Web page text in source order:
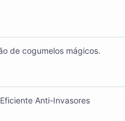
de cogumelos mágicos.
Anti-Invasores